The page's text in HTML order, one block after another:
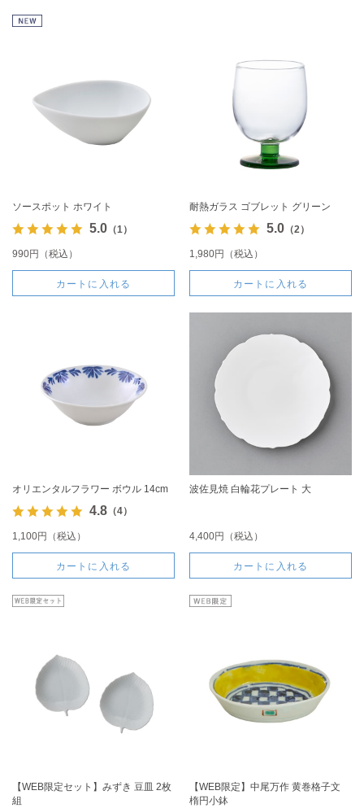
ソースポット ホワイト
5.0（1）
990円（税込）
カートに入れる
耐熱ガラス ゴブレット グリーン
5.0（2）
1,980円（税込）
カートに入れる
オリエンタルフラワー ボウル 14cm
4.8（4）
1,100円（税込）
カートに入れる
波佐見焼 白輪花プレート 大
4,400円（税込）
カートに入れる
【WEB限定セット】みずき 豆皿 2枚
組
【WEB限定】中尾万作 黄巻格子文
楕円小鉢